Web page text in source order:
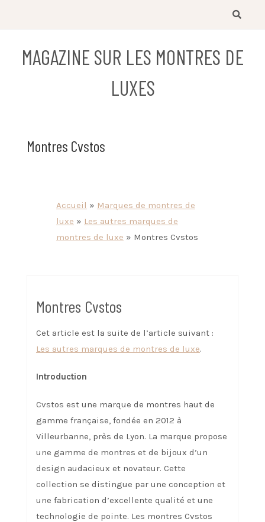
MAGAZINE SUR LES MONTRES DE
LUXES
Montres Cvstos
Accueil » Marques de montres de
luxe » Les autres marques de
montres de luxe » Montres Cvstos
Montres Cvstos
Cet article est la suite de l’article suivant :
Les autres marques de montres de luxe.
Introduction
Cvstos est une marque de montres haut de
gamme française, fondée en 2012 à
Villeurbanne, près de Lyon. La marque propose
une gamme de montres et de bijoux d’un
design audacieux et novateur. Cette
collection se distingue par une conception et
une fabrication d’excellente qualité et une
technologie de pointe. Les montres Cvstos